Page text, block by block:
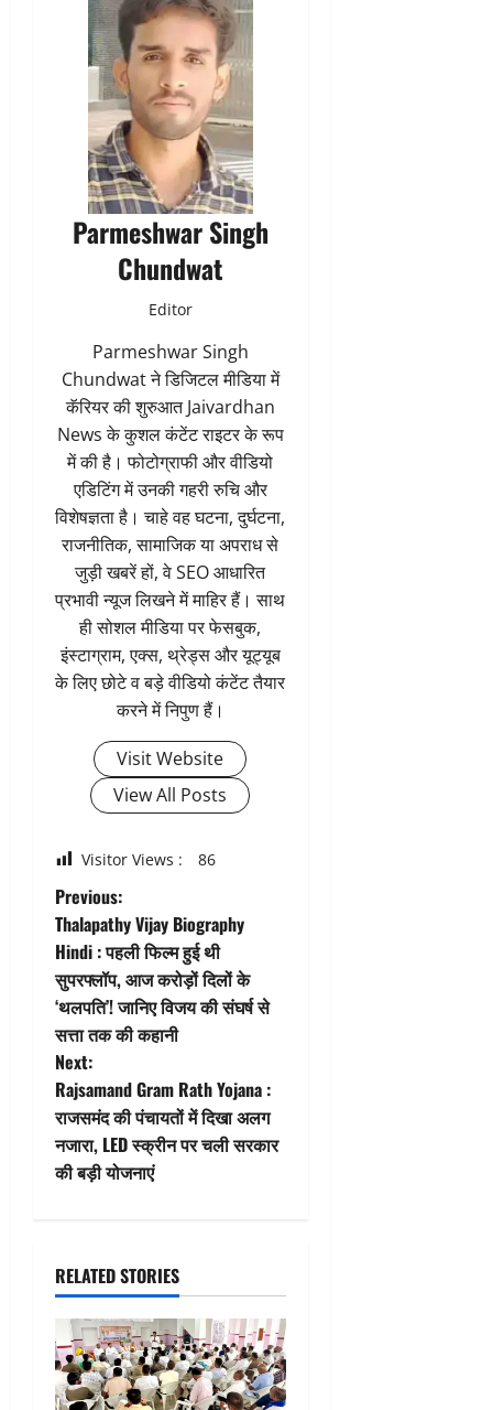
Parmeshwar Singh
Chundwat
Editor
Parmeshwar Singh
Chundwat ने डिजिटल मीडिया में
कॅरियर की शुरुआत Jaivardhan
News के कुशल कंटेंट राइटर के रूप
में की है। फोटोग्राफी और वीडियो
एडिटिंग में उनकी गहरी रुचि और
विशेषज्ञता है। चाहे वह घटना, दुर्घटना,
राजनीतिक, सामाजिक या अपराध से
जुड़ी खबरें हों, वे SEO आधारित
प्रभावी न्यूज लिखने में माहिर हैं। साथ
ही सोशल मीडिया पर फेसबुक,
इंस्टाग्राम, एक्स, थ्रेड्स और यूट्यूब
के लिए छोटे व बड़े वीडियो कंटेंट तैयार
करने में निपुण हैं।
Visit Website
View All Posts
Visitor Views : 86
P
o
s
t
n
a
v
g
a
t
Previous:
Thalapathy Vijay Biography
Hindi : पहली फिल्म हुई थी
सुपरफ्लॉप, आज करोड़ों दिलों के
‘थलपति’! जानिए विजय की संघर्ष से
सत्ता तक की कहानी
Next:
Rajsamand Gram Rath Yojana :
राजसमंद की पंचायतों में दिखा अलग
नजारा, LED स्क्रीन पर चली सरकार
की बड़ी योजनाएं
RELATED STORIES